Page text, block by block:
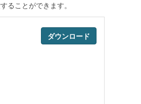
ることができます。
ダウンロード